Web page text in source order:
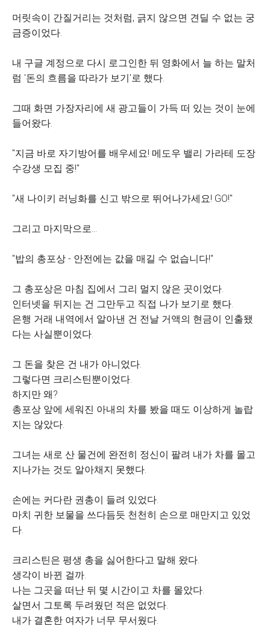
머릿속이 간질거리는 것처럼, 긁지 않으면 견딜 수 없는 궁
금증이었다.
내 구글 계정으로 다시 로그인한 뒤 영화에서 늘 하는 말처
럼 '돈의 흐름을 따라가 보기'로 했다.
그때 화면 가장자리에 새 광고들이 가득 떠 있는 것이 눈에
들어왔다.
"지금 바로 자기방어를 배우세요! 메도우 밸리 가라테 도장
수강생 모집 중!"
"새 나이키 러닝화를 신고 밖으로 뛰어나가세요! GO!"
그리고 마지막으로…
"밥의 총포상 - 안전에는 값을 매길 수 없습니다!"
그 총포상은 마침 집에서 그리 멀지 않은 곳이었다.
인터넷을 뒤지는 건 그만두고 직접 나가 보기로 했다.
은행 거래 내역에서 알아낸 건 전날 거액의 현금이 인출됐
다는 사실뿐이었다.
그 돈을 찾은 건 내가 아니었다.
그렇다면 크리스틴뿐이었다.
하지만 왜?
총포상 앞에 세워진 아내의 차를 봤을 때도 이상하게 놀랍
지는 않았다.
그녀는 새로 산 물건에 완전히 정신이 팔려 내가 차를 몰고
지나가는 것도 알아채지 못했다.
손에는 커다란 권총이 들려 있었다.
마치 귀한 보물을 쓰다듬듯 천천히 손으로 매만지고 있었
다.
크리스틴은 평생 총을 싫어한다고 말해 왔다.
생각이 바뀐 걸까.
나는 그곳을 떠난 뒤 몇 시간이고 차를 몰았다.
살면서 그토록 두려웠던 적은 없었다.
내가 결혼한 여자가 너무 무서웠다.